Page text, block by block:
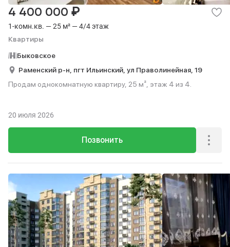
1-комн.кв. — 25 м² — 4/4 этаж
Квартиры
4 400 000 ₽
Быковское
Раменский р-н, пгт Ильинский, ул Праволинейная, 19
Продам однокомнатную квартиру, 25 м², этаж 4 из 4.
Позвонить
20 июля 2026